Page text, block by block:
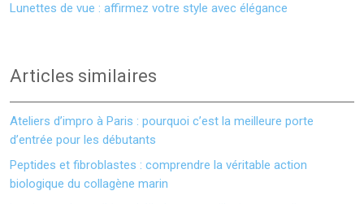
Lunettes de vue : affirmez votre style avec élégance
Articles similaires
Ateliers d’impro à Paris : pourquoi c’est la meilleure porte
d’entrée pour les débutants
Peptides et fibroblastes : comprendre la véritable action
biologique du collagène marin